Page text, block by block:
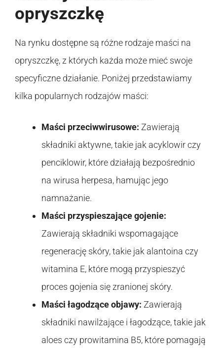
opryszczkę
Na rynku dostępne są różne rodzaje maści na
opryszczkę, z których każda może mieć swoje
specyficzne działanie. Poniżej przedstawiamy
kilka popularnych rodzajów maści:
Maści przeciwwirusowe: Zawierają
składniki aktywne, takie jak acyklowir czy
penciklowir, które działają bezpośrednio
na wirusa herpesa, hamując jego
namnażanie.
Maści przyspieszające gojenie:
Zawierają składniki wspomagające
regenerację skóry, takie jak alantoina czy
witamina E, które mogą przyspieszyć
proces gojenia się zranionej skóry.
Maści łagodzące objawy: Zawierają
składniki nawilżające i łagodzące, takie jak
aloes czy prowitamina B5, które pomagają